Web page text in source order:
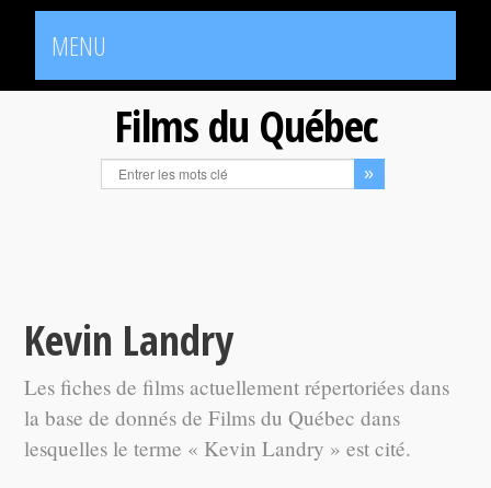
MENU
Films du Québec
Kevin Landry
Les fiches de films actuellement répertoriées dans
la base de donnés de Films du Québec dans
lesquelles le terme « Kevin Landry » est cité.